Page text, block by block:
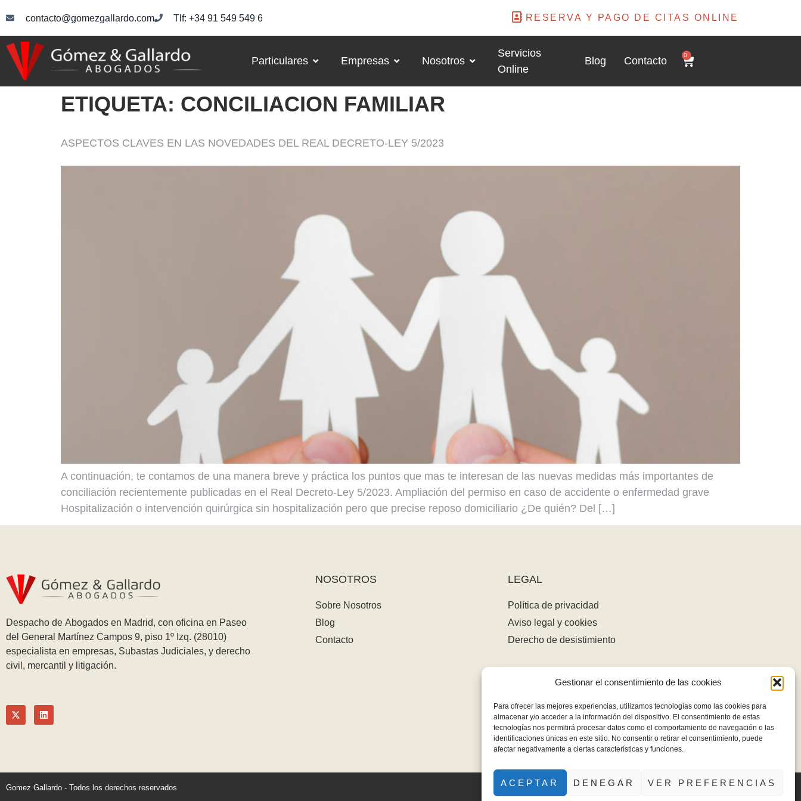
Gestionar el consentimiento de las cookies
Para ofrecer las mejores experiencias, utilizamos tecnologías como las cookies para
almacenar y/o acceder a la información del dispositivo. El consentimiento de estas
tecnologías nos permitirá procesar datos como el comportamiento de navegación o las
identificaciones únicas en este sitio. No consentir o retirar el consentimiento, puede
afectar negativamente a ciertas características y funciones.
ACEPTAR DENEGAR VER PREFERENCIAS
contacto@gomezgallardo.com Tlf: +34 91 549 549 6 RESERVA Y PAGO DE CITAS ONLINE
Particulares Empresas Nosotros
Servicios
Online
Blog Contacto 0
ETIQUETA: CONCILIACION FAMILIAR
ASPECTOS CLAVES EN LAS NOVEDADES DEL REAL DECRETO-LEY 5/2023
A continuación, te contamos de una manera breve y práctica los puntos que mas te interesan de las nuevas medidas más importantes de
conciliación recientemente publicadas en el Real Decreto-Ley 5/2023. Ampliación del permiso en caso de accidente o enfermedad grave
Hospitalización o intervención quirúrgica sin hospitalización pero que precise reposo domiciliario ¿De quién? Del […]
Despacho de Abogados en Madrid, con oficina en Paseo
del General Martínez Campos 9, piso 1º Izq. (28010)
especialista en empresas, Subastas Judiciales, y derecho
civil, mercantil y litigación.
NOSOTROS
Sobre Nosotros
Blog
Contacto
LEGAL
Política de privacidad
Aviso legal y cookies
Derecho de desistimiento
Gomez Gallardo - Todos los derechos reservados